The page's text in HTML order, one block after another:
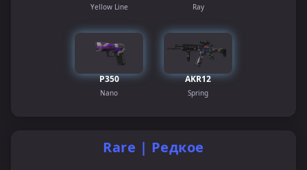
Yellow Line Ray
P350
Nano
AKR12
Spring
Rare | Редкое